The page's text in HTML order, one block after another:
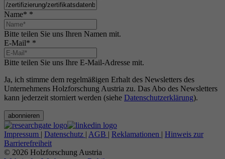
Name* *
Bitte teilen Sie uns Ihren Namen mit.
E-Mail* *
Bitte teilen Sie uns Ihre E-Mail-Adresse mit.
Ja, ich stimme dem regelmäßigen Erhalt des Newsletters des
Unternehmens Holzforschung Austria zu. Das Abo des Newsletters
kann jederzeit storniert werden (siehe Datenschutzerklärung).
abonnieren
Impressum | Datenschutz | AGB | Reklamationen | Hinweis zur
Barrierefreiheit
© 2026 Holzforschung Austria